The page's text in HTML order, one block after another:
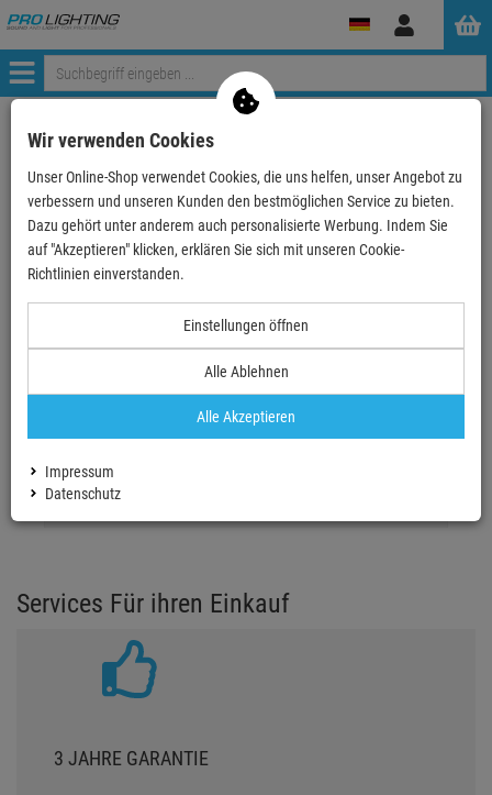
Anmelden
Menü
zurück zum Artikel
EchteBewertungen
Einloggen und Bewertung schreiben
Services Für ihren Einkauf
3 JAHRE GARANTIE
Wir verwenden Cookies
Unser Online-Shop verwendet Cookies, die uns helfen, unser Angebot zu
verbessern und unseren Kunden den bestmöglichen Service zu bieten.
Dazu gehört unter anderem auch personalisierte Werbung. Indem Sie
auf "Akzeptieren" klicken, erklären Sie sich mit unseren Cookie-
Richtlinien einverstanden.
Einstellungen öffnen
Alle Ablehnen
Alle Akzeptieren
Impressum
Datenschutz